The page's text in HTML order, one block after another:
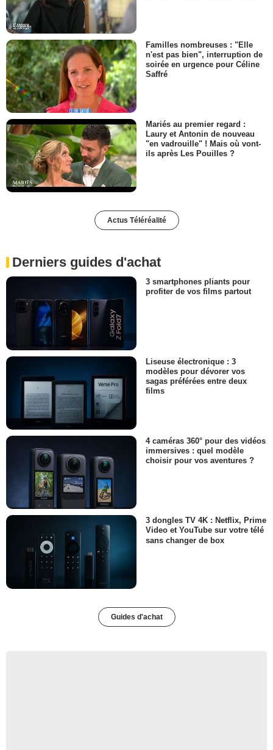
Familles nombreuses : "Elle
n'est pas bien", interruption de
soirée en urgence pour Céline
Saffré
Mariés au premier regard :
Laury et Antonin de nouveau
"en vadrouille" ! Mais où vont-
ils après Les Pouilles ?
Actus Téléréalité
Derniers guides d'achat
3 smartphones pliants pour
profiter de vos films partout
Liseuse électronique : 3
modèles pour dévorer vos
sagas préférées entre deux
films
4 caméras 360° pour des vidéos
immersives : quel modèle
choisir pour vos aventures ?
3 dongles TV 4K : Netflix, Prime
Video et YouTube sur votre télé
sans changer de box
Guides d'achat